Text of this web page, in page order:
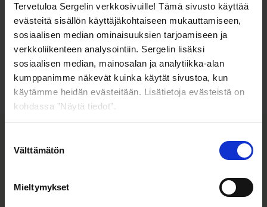
Tervetuloa Sergelin verkkosivuille! Tämä sivusto käyttää
evästeitä sisällön käyttäjäkohtaiseen mukauttamiseen,
sosiaalisen median ominaisuuksien tarjoamiseen ja
verkkoliikenteen analysointiin. Sergelin lisäksi
sosiaalisen median, mainosalan ja analytiikka-alan
kumppanimme näkevät kuinka käytät sivustoa, kun
käytämme heidän evästeitään. Lisätietoja evästeistä on
kohdassa ”Näytä tiedot”.
evästeet ja vahvistaa valinnan. Voit muuttaa valintaasi
valinta
Välttämätön
Mieltymykset
— ei pelkästään puheiden, vaan tekojen avulla.
Sitoutumisemme YK:n kestävän kehityksen tavoitteisiin,
ymmärtämyksemme taloudellisen vastuullisuuden
keskeisestä roolista ja investointimme digitalisaatioon sekä
tekoälyyn auttavat meitä ottamaan askelia kohti vihreämpää
ja vastuullisempaa tulevaisuutta meille kaikille.